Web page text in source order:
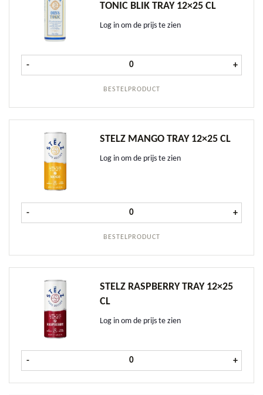
TONIC BLIK TRAY 12×25 CL
Log in om de prijs te zien
BESTELPRODUCT
- Bombay Sapphire Gin & Tonic
+
STELZ MANGO TRAY 12×25 CL
Log in om de prijs te zien
BESTELPRODUCT
- Stelz Mango tray 12x25 cl aantal
+
STELZ RASPBERRY TRAY 12×25
CL
Log in om de prijs te zien
- Stelz Raspberry tray 12x25 cl
+